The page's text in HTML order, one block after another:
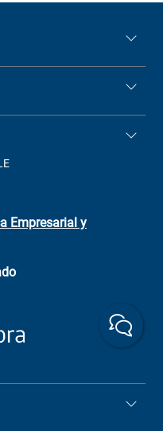
256
Empresarial y